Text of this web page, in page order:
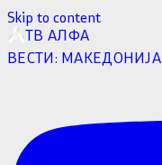
Skip to content
ТВ АЛФА
ВЕСТИ: МАКЕДОНИЈА